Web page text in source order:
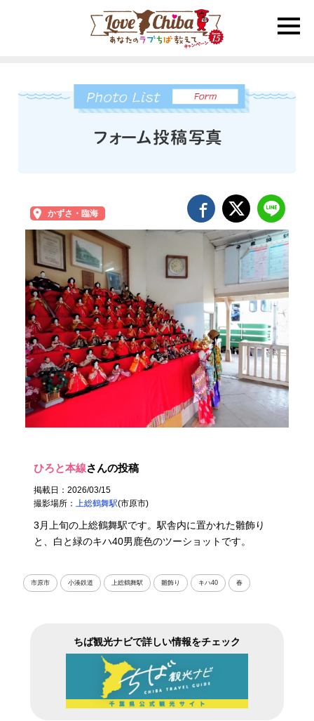
toggle
かずさ・臨海
ひろと本線さんの投稿
掲載日：2026/03/15
撮影場所：
上総鶴舞駅(市原市)
3月上旬の上総鶴舞駅です。駅舎内に置かれた雛飾り
と、白と緑のキハ40男鹿色のツーショットです。
市原市 小湊鉄道 上総鶴舞駅 雛飾り キハ40 春
ちば観光ナビで詳しい情報をチェック